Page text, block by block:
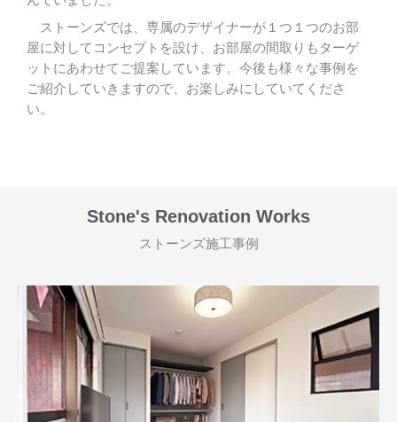
ストーンズでは、 専属のデザイナーが１つ１つのお部
屋に対してコンセプトを設け、お部屋の間取りもターゲ
ットにあわせてご提案しています。今後も様々な事例を
ご紹介していきますので、お楽しみにしていてくださ
い。
Stone's Renovation Works
ストーンズ施工事例